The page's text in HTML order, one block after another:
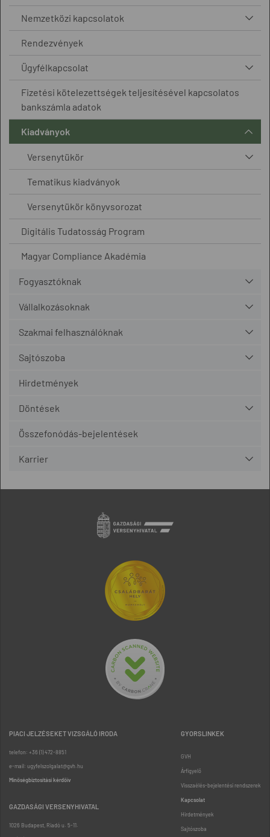
Nemzetközi kapcsolatok
Rendezvények
Ügyfélkapcsolat
Fizetési kötelezettségek teljesítésével kapcsolatos
bankszámla adatok
Kiadványok
Versenytükör
Tematikus kiadványok
Versenytükör könyvsorozat
Digitális Tudatosság Program
Magyar Compliance Akadémia
Fogyasztóknak
Vállalkozásoknak
Szakmai felhasználóknak
Sajtószoba
Hirdetmények
Döntések
Összefonódás-bejelentések
Karrier
PIACI JELZÉSEKET VIZSGÁLÓ IRODA
telefon: +36 (1) 472-8851
e-mail: ugyfelszolgalat@gvh.hu
Minőségbiztosítási kérdőív
GAZDASÁGI VERSENYHIVATAL
1026 Budapest, Riadó u. 5-11.
GYORSLINKEK
GVH
Árfigyelő
Visszaélés-bejelentési rendszerek
Kapcsolat
Hirdetmények
Sajtószoba